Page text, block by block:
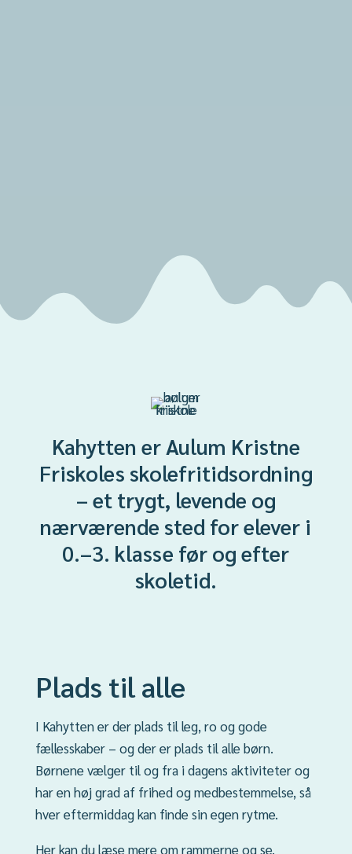
Kahytten er Aulum Kristne
Friskoles skolefritidsordning
– et trygt, levende og
nærværende sted for elever i
0.–3. klasse før og efter
skoletid.
Plads til alle
I Kahytten er der plads til leg, ro og gode
fællesskaber – og der er plads til alle børn.
Børnene vælger til og fra i dagens aktiviteter og
har en høj grad af frihed og medbestemmelse, så
hver eftermiddag kan finde sin egen rytme.
Her kan du læse mere om rammerne og se,